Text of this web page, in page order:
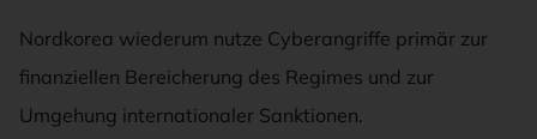
Nordkorea wiederum nutze Cyberangriffe primär zur
finanziellen Bereicherung des Regimes und zur
Umgehung internationaler Sanktionen.